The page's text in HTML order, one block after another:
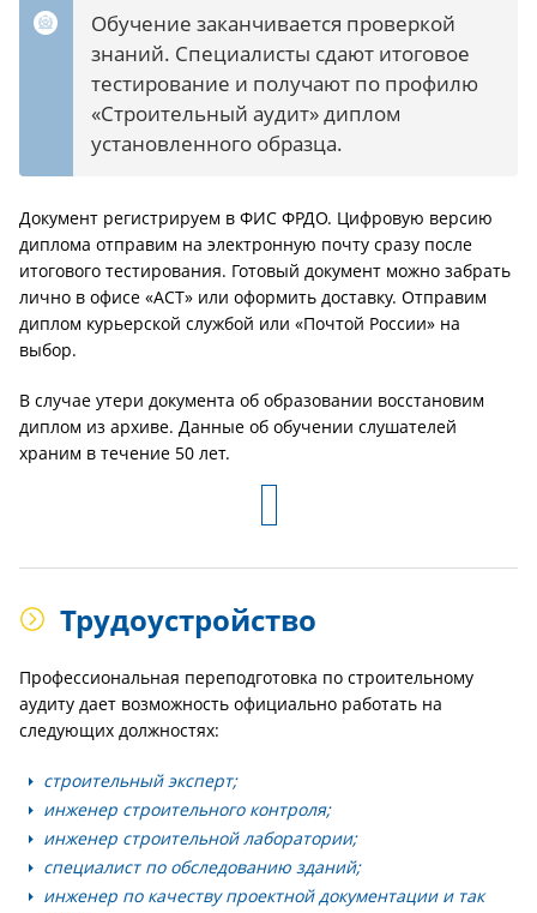
Обучение заканчивается проверкой
знаний. Специалисты сдают итоговое
тестирование и получают по профилю
«Строительный аудит» диплом
установленного образца.
Документ регистрируем в ФИС ФРДО. Цифровую версию
диплома отправим на электронную почту сразу после
итогового тестирования. Готовый документ можно забрать
лично в офисе «АСТ» или оформить доставку. Отправим
диплом курьерской службой или «Почтой России» на
выбор.
В случае утери документа об образовании восстановим
диплом из архиве. Данные об обучении слушателей
храним в течение 50 лет.
Трудоустройство
Профессиональная переподготовка по строительному
аудиту дает возможность официально работать на
следующих должностях:
строительный эксперт;
инженер строительного контроля;
инженер строительной лаборатории;
специалист по обследованию зданий;
инженер по качеству проектной документации и так